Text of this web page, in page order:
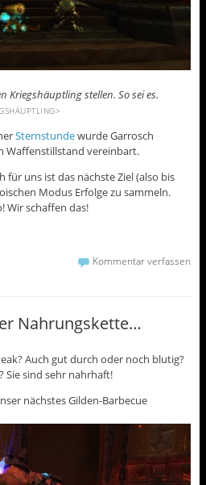
Kriegshäuptling stellen. So sei es.
Sternstundewurde Garrosch
Waffenstillstand vereinbart.
für uns ist das nächste Ziel (also bis
Modus Erfolge zu sammeln.
Wir schaffen das!
Kommentar verfassen
Nahrungskette…
Auch gut durch oder noch blutig?
Sie sind sehr nahrhaft!
nächstes Gilden-Barbecue